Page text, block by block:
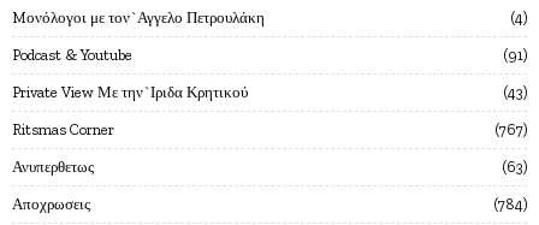
Mονόλογοι με τον`Αγγελο Πετρουλάκη 4
Podcast & Youtube 91
Private View Με την`Ιριδα Κρητικού 43
Ritsmas Corner 767
Ανυπερθετως 63
Αποχρωσεις 784